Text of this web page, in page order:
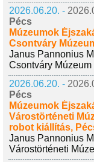
2026.06.20. -
Pécs
Múzeumok
Csontváry
Janus Pannonius
Csontváry Múzeum
2026.06.20. -
Pécs
Múzeumok
Várostörténeti
robot kiállítás,
Janus Pannonius
Várostörténeti